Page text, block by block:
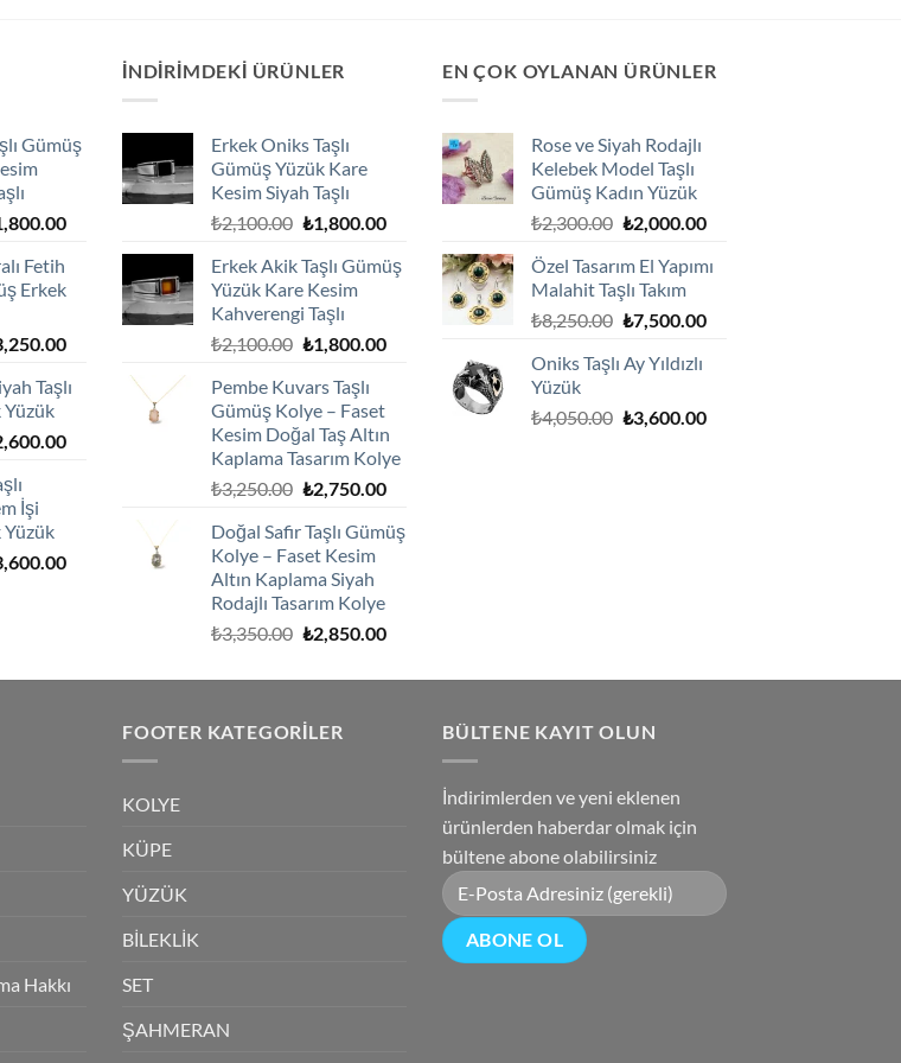
Gümüş
Şu
₺1,800.00.
Fetih
Erkek
Şu
fiyat:
₺3,250.00.
Taşlı
Yüzük
Şu
İşi
Yüzük
Şu
İNDIRIMDEKI ÜRÜNLER
Erkek Oniks Taşlı
Gümüş Yüzük Kare
Kesim Siyah Taşlı
₺2,100.00 Orijinal
₺2,100.00.
₺1,800.00Şu
fiyat:
₺1,800.00.
Erkek Akik Taşlı Gümüş
Yüzük Kare Kesim
Kahverengi Taşlı
₺2,100.00 Orijinal
₺2,100.00.
₺1,800.00Şu
₺1,800.00.
Pembe Kuvars Taşlı
Gümüş Kolye – Faset
Kesim Doğal Taş Altın
Kaplama Tasarım Kolye
₺3,250.00 Orijinal
₺3,250.00.
₺2,750.00Şu
fiyat:
Doğal Safir Taşlı Gümüş
Kolye – Faset Kesim
Altın Kaplama Siyah
Rodajlı Tasarım Kolye
₺3,350.00 Orijinal
₺3,350.00.
₺2,850.00Şu
fiyat:
EN ÇOK OYLANAN ÜRÜNLER
Rose ve Siyah Rodajlı
Kelebek Model Taşlı
Gümüş Kadın Yüzük
₺2,300.00 Orijinal
₺2,300.00.
₺2,000.00Şu
fiyat:
Özel Tasarım El Yapımı
Malahit Taşlı Takım
₺8,250.00 Orijinal
₺8,250.00.
₺7,500.00Şu
Oniks Taşlı Ay Yıldızlı
Yüzük
₺4,050.00 Orijinal
₺3,600.00Şu
Hakkı
FOOTER KATEGORILER
KOLYE
KÜPE
YÜZÜK
BİLEKLİK
SET
ŞAHMERAN
BÜLTENE KAYIT OLUN
İndirimlerden ve yeni eklenen
ürünlerden haberdar olmak için
bültene abone olabilirsiniz